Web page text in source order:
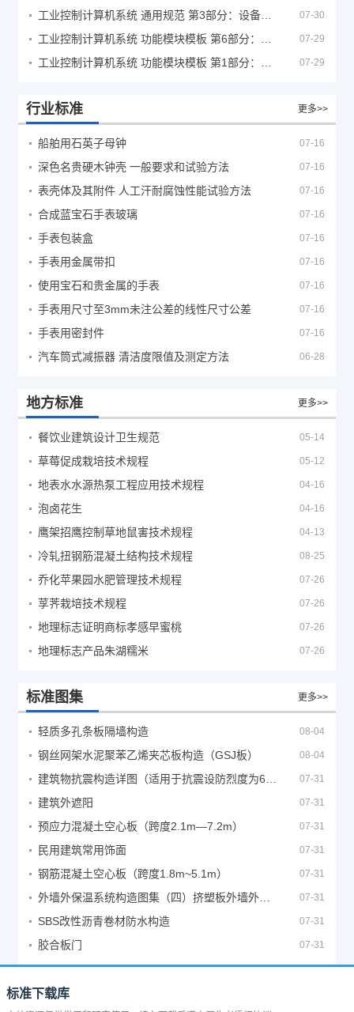
07-30
07-29
07-29
行业标准 更多>>
船舶用石英子母钟 07-16
深色名贵硬木钟壳 一般要求和试验方法 07-16
表壳体及其附件 人工汗耐腐蚀性能试验方法 07-16
合成蓝宝石手表玻璃 07-16
手表包装盒 07-16
手表用金属带扣 07-16
使用宝石和贵金属的手表 07-16
手表用尺寸至3mm未注公差的线性尺寸公差 07-16
手表用密封件 07-16
汽车筒式减振器 清洁度限值及测定方法 06-28
地方标准 更多>>
餐饮业建筑设计卫生规范 05-14
草莓促成栽培技术规程 05-12
地表水水源热泵工程应用技术规程 04-16
泡卤花生 04-16
鹰架招鹰控制草地鼠害技术规程 04-13
冷轧扭钢筋混凝土结构技术规程 08-25
乔化苹果园水肥管理技术规程 07-26
莩荠栽培技术规程 07-26
地理标志证明商标孝感早蜜桃 07-26
地理标志产品朱湖糯米 07-26
标准图集 更多>>
轻质多孔条板隔墙构造 08-04
钢丝网架水泥聚苯乙烯夹芯板构造（GSJ板） 08-04
07-31
建筑外遮阳 07-31
预应力混凝土空心板（跨度2.1m—7.2m） 07-31
民用建筑常用饰面 07-31
钢筋混凝土空心板（跨度1.8m~5.1m） 07-31
07-31
SBS改性沥青卷材防水构造 07-31
胶合板门 07-31
标准下载库